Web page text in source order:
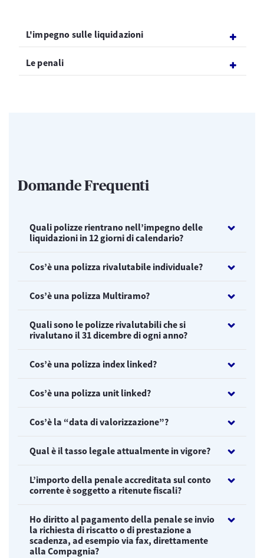
L'impegno sulle liquidazioni
Le penali
Domande Frequenti
Quali polizze rientrano nell’impegno delle
liquidazioni in 12 giorni di calendario?
Cos’è una polizza rivalutabile individuale?
Cos’è una polizza Multiramo?
Quali sono le polizze rivalutabili che si
rivalutano il 31 dicembre di ogni anno?
Cos’è una polizza index linked?
Cos’è una polizza unit linked?
Cos’è la “data di valorizzazione”?
Qual è il tasso legale attualmente in vigore?
L’importo della penale accreditata sul conto
corrente è soggetto a ritenute fiscali?
Ho diritto al pagamento della penale se invio
la richiesta di riscatto o di prestazione a
scadenza, ad esempio via fax, direttamente
alla Compagnia?